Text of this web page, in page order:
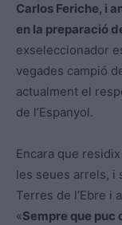
Carlos Feriche, i
en la preparació
exseleccionador
vegades campió
actualment el
de l’Espanyol.
Encara que
les seues arrels, i
Terres de l’Ebre i
«Sempre que puc